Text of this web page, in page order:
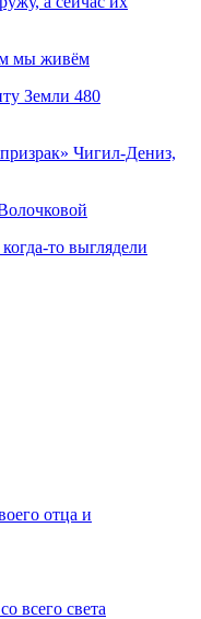
мы живём
Земли 480
Чигил-Дениз,
то выглядели
отца и
всего света